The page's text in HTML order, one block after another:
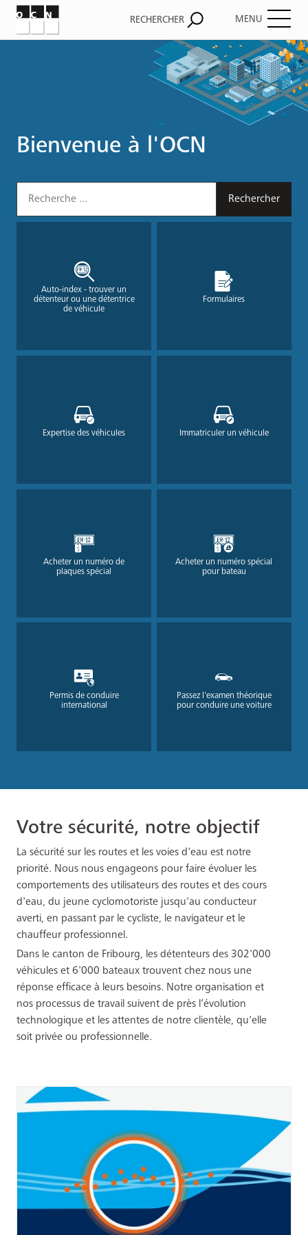
Bienvenue à l'OCN
Auto-index - trouver un
détenteur ou une détentrice
de véhicule
Formulaires
Expertise des véhicules Immatriculer un véhicule
Acheter un numéro de
plaques spécial
Acheter un numéro spécial
pour bateau
Permis de conduire
international
Passez l'examen théorique
pour conduire une voiture
Votre sécurité, notre objectif
La sécurité sur les routes et les voies d'eau est notre
priorité. Nous nous engageons pour faire évoluer les
comportements des utilisateurs des routes et des cours
d'eau, du jeune cyclomotoriste jusqu'au conducteur
averti, en passant par le cycliste, le navigateur et le
chauffeur professionnel.
Dans le canton de Fribourg, les détenteurs des 302'000
véhicules et 6'000 bateaux trouvent chez nous une
réponse efficace à leurs besoins. Notre organisation et
nos processus de travail suivent de près l’évolution
technologique et les attentes de notre clientèle, qu'elle
soit privée ou professionnelle.
RECHERCHER MENU